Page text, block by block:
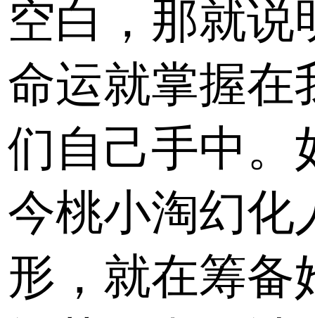
空白，那就说
命运就掌握在
们自己手中。
今桃小淘幻化
形，就在筹备